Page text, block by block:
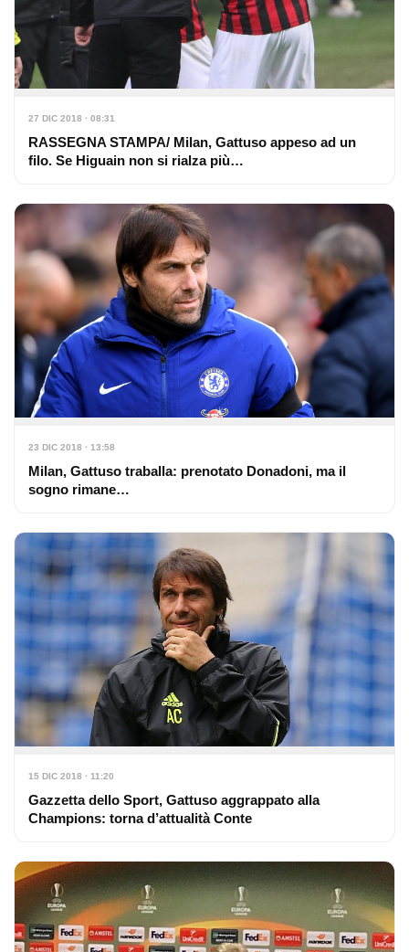
27 DIC 2018 · 08:31
RASSEGNA STAMPA/ Milan, Gattuso appeso ad un
filo. Se Higuain non si rialza più…
23 DIC 2018 · 13:58
Milan, Gattuso traballa: prenotato Donadoni, ma il
sogno rimane…
15 DIC 2018 · 11:20
Gazzetta dello Sport, Gattuso aggrappato alla
Champions: torna d’attualità Conte